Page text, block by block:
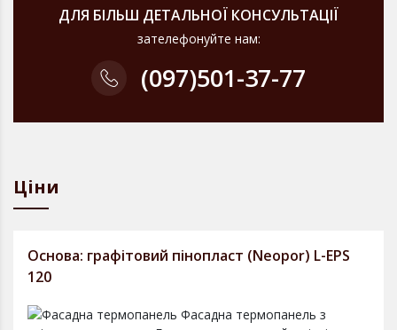
ДЛЯ БІЛЬШ ДЕТАЛЬНОЇ КОНСУЛЬТАЦІЇ
зателефонуйте нам:
(097)501-37-77
Ціни
Основа: графітовий пінопласт (Neopor) L-EPS
120